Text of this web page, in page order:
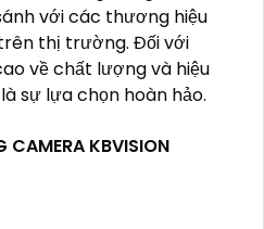
với các thương hiệu
thị trường. Đối với
về chất lượng và hiệu
sự lựa chọn hoàn hảo.
CAMERA KBVISION